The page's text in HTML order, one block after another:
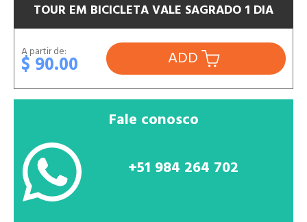
TOUR EM BICICLETA VALE SAGRADO 1 DIA
A partir de:
$ 90.00 ADD
Fale conosco
+51 984 264 702